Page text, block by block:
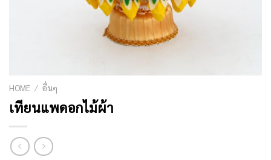
HOME / อื่นๆ
เทียนแพดอกไม้ผ้า